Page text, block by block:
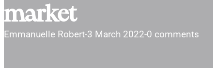
market
Emmanuelle Robert-3 March 2022-0 comments